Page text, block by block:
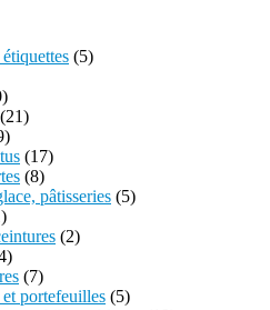
(5)
(21)
(17)
(8)
pâtisseries (5)
(2)
(7)
portefeuilles (5)